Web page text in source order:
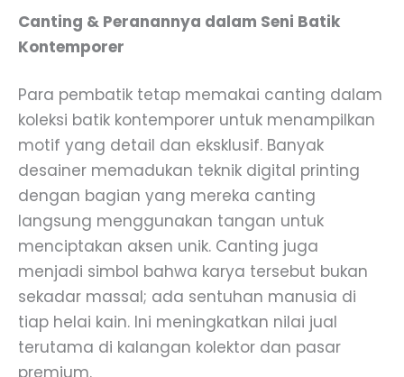
Canting & Peranannya dalam Seni Batik
Kontemporer
Para pembatik tetap memakai canting dalam
koleksi batik kontemporer untuk menampilkan
motif yang detail dan eksklusif. Banyak
desainer memadukan teknik digital printing
dengan bagian yang mereka canting
langsung menggunakan tangan untuk
menciptakan aksen unik. Canting juga
menjadi simbol bahwa karya tersebut bukan
sekadar massal; ada sentuhan manusia di
tiap helai kain. Ini meningkatkan nilai jual
terutama di kalangan kolektor dan pasar